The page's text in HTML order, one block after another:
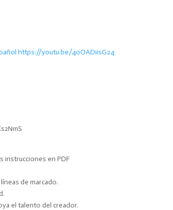
https://youtu.be/40OADiisG24
instrucciones en PDF
de marcado.
el talento del creador.